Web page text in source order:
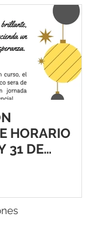
HORARIO
31 DE